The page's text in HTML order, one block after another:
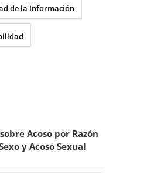
de la Información
Acoso por Razón
y Acoso Sexual